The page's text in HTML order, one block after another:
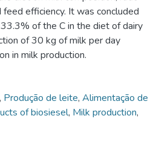
efficiency. It was concluded
of the C in the diet of dairy
of 30 kg of milk per day
in milk production.
, Produção de leite, Alimentação de
of biosiesel, Milk production,